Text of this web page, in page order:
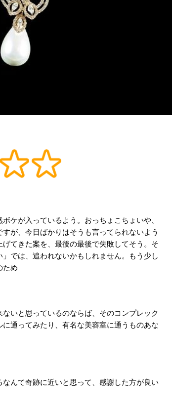
ケが入っているよう。おっちょこちょいや、
が、今日ばかりはそうも言ってられないよう
てきた案を、最後の最後で失敗してそう。そ
では、追われないかもしれません。もう少し
ため
いと思っているのならば、そのコンプレック
通ってみたり、有名な美容室に通うものあな
んて奇跡に近いと思って、感謝した方が良い